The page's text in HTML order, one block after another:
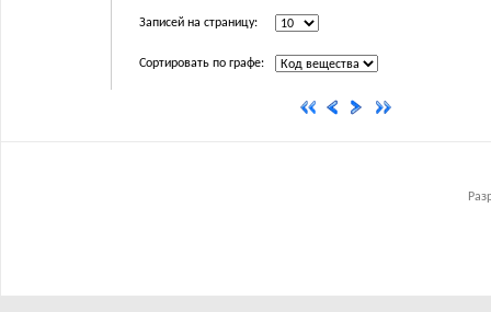
Записей на страницу:
Сортировать по графе: